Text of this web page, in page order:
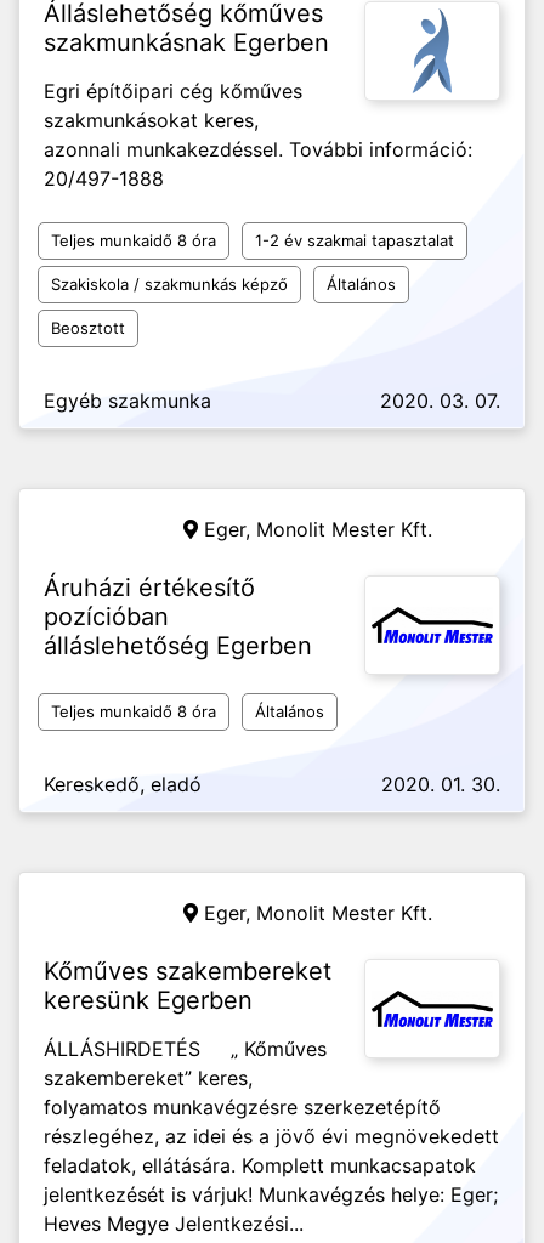
Álláslehetőség kőműves
szakmunkásnak Egerben
Egri építőipari cég kőműves
szakmunkásokat keres,
azonnali munkakezdéssel. További információ:
20/497-1888
Teljes munkaidő 8 óra 1-2 év szakmai tapasztalat
Szakiskola / szakmunkás képző Általános
Beosztott
Egyéb szakmunka 2020. 03. 07.
Eger, Monolit Mester Kft.
Áruházi értékesítő
pozícióban
álláslehetőség Egerben
Teljes munkaidő 8 óra Általános
Kereskedő, eladó 2020. 01. 30.
Eger, Monolit Mester Kft.
Kőműves szakembereket
keresünk Egerben
ÁLLÁSHIRDETÉS „ Kőműves
szakembereket” keres,
folyamatos munkavégzésre szerkezetépítő
részlegéhez, az idei és a jövő évi megnövekedett
feladatok, ellátására. Komplett munkacsapatok
jelentkezését is várjuk! Munkavégzés helye: Eger;
Heves Megye Jelentkezési...